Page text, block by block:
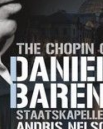
相
簿
中
開
啟
第
1